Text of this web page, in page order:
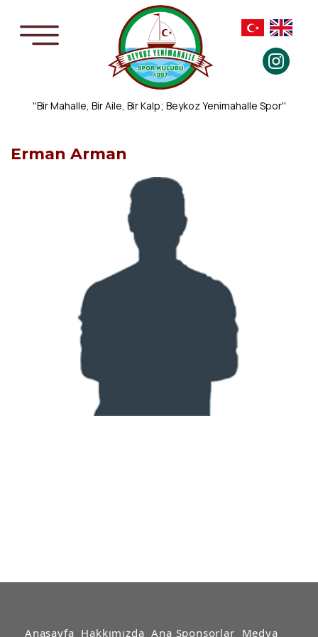
Erman Arman
''Bir Mahalle, Bir Aile, Bir Kalp; Beykoz Yenimahalle Spor''
Anasayfa Hakkımızda Ana Sponsorlar Medya